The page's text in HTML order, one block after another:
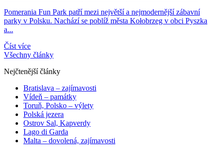
Pomerania Fun Park patří mezi největší a nejmodernější zábavní
parky v Polsku. Nachází se poblíž města Kołobrzeg v obci Pyszka
a...
Číst více
Všechny články
Nejčtenější články
Bratislava – zajímavosti
Vídeň – památky
Toruň, Polsko – výlety
Polská jezera
Ostrov Sal, Kapverdy
Lago di Garda
Malta – dovolená, zajímavosti